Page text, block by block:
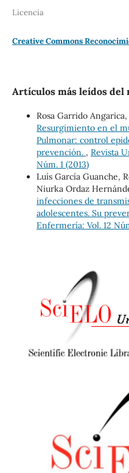
Licencia
Creative Commons
Artículos más leídos del
Rosa Garrido
Resurgimiento en el
Pulmonar: control
prevención. , Revista
Núm. 1 (2013)
Luís García Guanche,
Niurka Ordaz
infecciones de
adolescentes. Su
Enfermería: Vol. 12